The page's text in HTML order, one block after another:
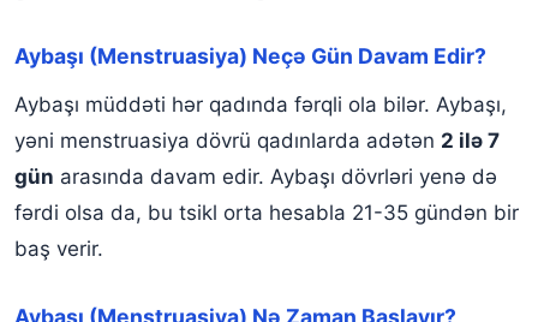
Aybaşı (Menstruasiya) Neçə Gün Davam Edir?
Aybaşı müddəti hər qadında fərqli ola bilər. Aybaşı,
yəni menstruasiya dövrü qadınlarda adətən 2 ilə 7
gün arasında davam edir. Aybaşı dövrləri yenə də
fərdi olsa da, bu tsikl orta hesabla 21-35 gündən bir
baş verir.
Aybaşı (Menstruasiya) Nə Zaman Başlayır?